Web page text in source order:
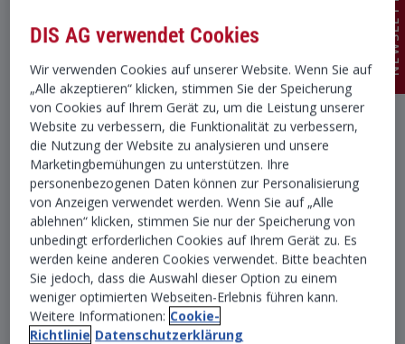
NEWSLETTER
DIS AG verwendet Cookies
Wir verwenden Cookies auf unserer Website. Wenn Sie auf
„Alle akzeptieren“ klicken, stimmen Sie der Speicherung
von Cookies auf Ihrem Gerät zu, um die Leistung unserer
Website zu verbessern, die Funktionalität zu verbessern,
die Nutzung der Website zu analysieren und unsere
Marketingbemühungen zu unterstützen. Ihre
personenbezogenen Daten können zur Personalisierung
von Anzeigen verwendet werden. Wenn Sie auf „Alle
ablehnen“ klicken, stimmen Sie nur der Speicherung von
unbedingt erforderlichen Cookies auf Ihrem Gerät zu. Es
werden keine anderen Cookies verwendet. Bitte beachten
Sie jedoch, dass die Auswahl dieser Option zu einem
weniger optimierten Webseiten-Erlebnis führen kann.
Weitere Informationen: Cookie-
Richtlinie Datenschutzerklärung